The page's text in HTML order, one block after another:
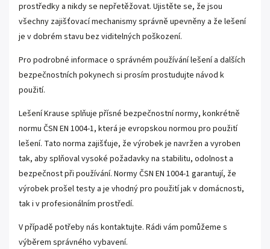
prostředky a nikdy se nepřetěžovat. Ujistěte se, že jsou
všechny zajišťovací mechanismy správně upevněny a že lešení
je v dobrém stavu bez viditelných poškození.
Pro podrobné informace o správném používání lešení a dalších
bezpečnostních pokynech si prosím prostudujte návod k
použití.
Lešení Krause splňuje přísné bezpečnostní normy, konkrétně
normu ČSN EN 1004-1, která je evropskou normou pro použití
lešení. Tato norma zajišťuje, že výrobek je navržen a vyroben
tak, aby splňoval vysoké požadavky na stabilitu, odolnost a
bezpečnost při používání. Normy ČSN EN 1004-1 garantují, že
výrobek prošel testy a je vhodný pro použití jak v domácnosti,
tak i v profesionálním prostředí.
V případě potřeby nás kontaktujte. Rádi vám pomůžeme s
výběrem správného vybavení.